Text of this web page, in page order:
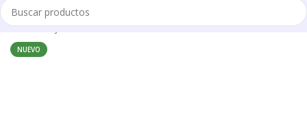
Inicio/Tarjetas
NUEVO